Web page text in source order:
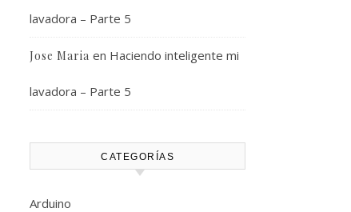
lavadora – Parte 5
Jose Maria en Haciendo inteligente mi
lavadora – Parte 5
CATEGORÍAS
Arduino